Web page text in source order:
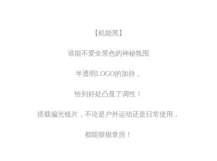
【机能黑】
谁能不爱全黑色的神秘氛围
半透明LOGO的加持，
恰到好处凸显了调性！
搭载偏光镜片，不论是户外运动还是日常使用，
都能狠狠拿捏！